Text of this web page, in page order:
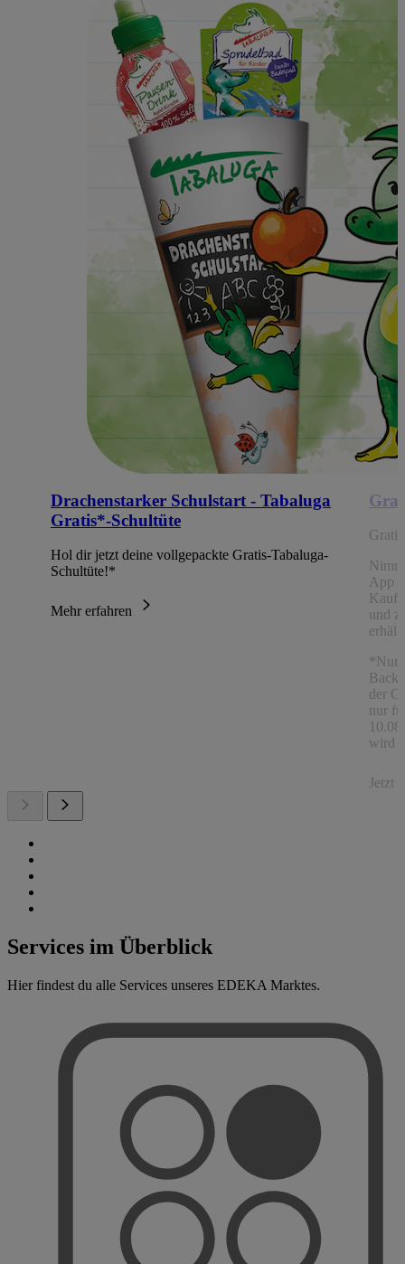
Drachenstarker Schulstart - Tabaluga
Gratis*-Schultüte
Hol dir jetzt deine vollgepackte Gratis-Tabaluga-
Schultüte!*
Mehr erfahren
App
und
*Nur
der
nur
wird
Jetzt
Services im Überblick
Hier findest du alle Services unseres EDEKA Marktes.